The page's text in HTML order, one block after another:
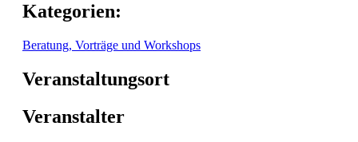
Kategorien:
Beratung, Vorträge und Workshops
Veranstaltungsort
Veranstalter